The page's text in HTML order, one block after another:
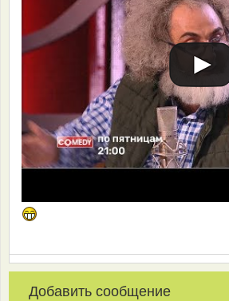
Добавить сообщение